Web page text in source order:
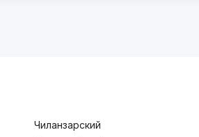
Чиланзарский